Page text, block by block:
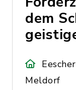
dem
Meldorf